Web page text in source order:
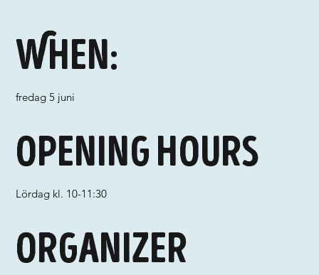
When:
fredag 5 juni
Organizer
Opening hours
Lördag kl. 10-11:30